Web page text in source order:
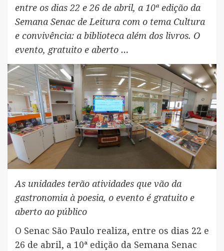
entre os dias 22 e 26 de abril, a 10ª edição da
Semana Senac de Leitura com o tema Cultura
e convivência: a biblioteca além dos livros. O
evento, gratuito e aberto …
As unidades terão atividades que vão da
gastronomia à poesia, o evento é gratuito e
aberto ao público
O Senac São Paulo realiza, entre os dias 22 e
26 de abril, a 10ª edição da Semana Senac